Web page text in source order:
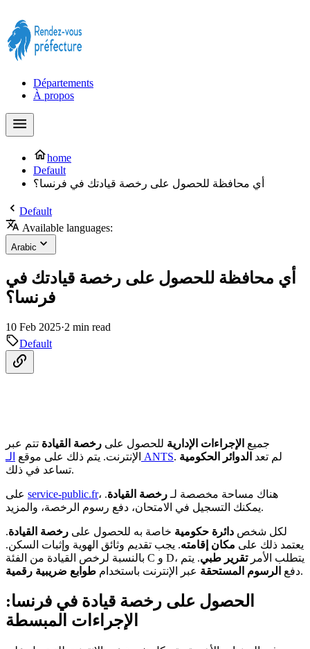
Départements
À propos
home
Default
أي محافظة للحصول على رخصة قيادتك في فرنسا؟
Default
Available languages:
Arabic
أي محافظة للحصول على رخصة قيادتك في
فرنسا؟
10 Feb 2025·2 min read
Default
جميع الإجراءات الإدارية للحصول على رخصة القيادة تتم عبر
الإنترنت. يتم ذلك على موقع الـ ANTS . لم تعد الدوائر الحكومية
تساعد في ذلك.
service-public.fr ، هناك مساحة مخصصة لـ رخصة القيادة.
يمكنك التسجيل في الامتحان، دفع رسوم الرخصة، والمزيد.
لكل شخص دائرة حكومية خاصة به للحصول على رخصة القيادة.
يعتمد ذلك على مكان إقامته. يجب تقديم وثائق الهوية وإثبات السكن.
بالنسبة لرخص القيادة من الفئة C و D، يتطلب الأمرتقرير طبي. يتم
دفع الرسوم المستحقة عبر الإنترنت باستخدام طوابع ضريبية رقمية .
الحصول على رخصة قيادة في فرنسا:
الإجراءات المبسطة